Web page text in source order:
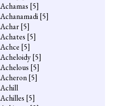
Achamas [5]
Achanamadi[5]
Achar[5]
Achates [5]
Achce [5]
Acheloidy[5]
Achelous [5]
Acheron[5]
Achill
Achilles [5]